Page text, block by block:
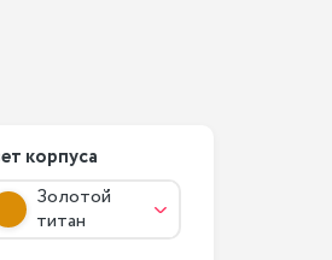
корпуса
Золотой
титан